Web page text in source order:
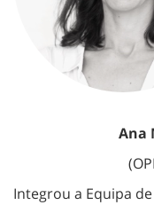
Ana
Integrou a Equipa